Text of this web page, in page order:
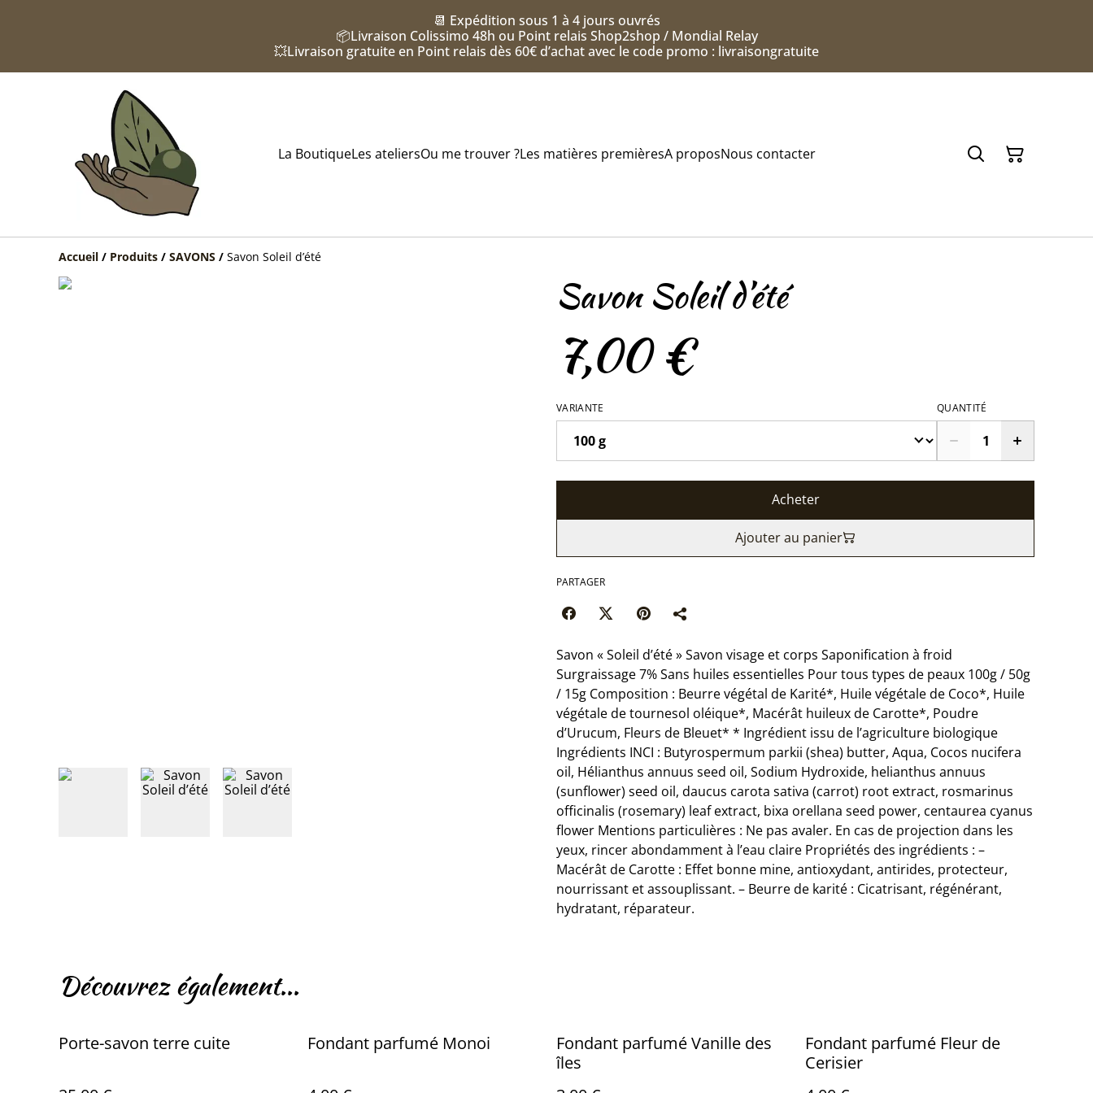
📆 Expédition sous 1 à 4 jours ouvrés
📦Livraison Colissimo 48h ou Point relais Shop2shop / Mondial Relay
💥Livraison gratuite en Point relais dès 60€ d’achat avec le code promo : livraisongratuite
La BoutiqueLes ateliersOu me trouver ?Les matières premièresA proposNous contacter
Accueil / Produits / SAVONS / Savon Soleil d’été
Savon Soleil d’été
7,00 €
VARIANTE QUANTITÉ
Acheter
Ajouter au panier
PARTAGER
Savon « Soleil d’été » Savon visage et corps Saponification à froid
Surgraissage 7% Sans huiles essentielles Pour tous types de peaux 100g / 50g
/ 15g Composition : Beurre végétal de Karité*, Huile végétale de Coco*, Huile
végétale de tournesol oléique*, Macérât huileux de Carotte*, Poudre
d’Urucum, Fleurs de Bleuet* * Ingrédient issu de l’agriculture biologique
Ingrédients INCI : Butyrospermum parkii (shea) butter, Aqua, Cocos nucifera
oil, Hélianthus annuus seed oil, Sodium Hydroxide, helianthus annuus
(sunflower) seed oil, daucus carota sativa (carrot) root extract, rosmarinus
officinalis (rosemary) leaf extract, bixa orellana seed power, centaurea cyanus
flower Mentions particulières : Ne pas avaler. En cas de projection dans les
yeux, rincer abondamment à l’eau claire Propriétés des ingrédients : –
Macérât de Carotte : Effet bonne mine, antioxydant, antirides, protecteur,
nourrissant et assouplissant. – Beurre de karité : Cicatrisant, régénérant,
hydratant, réparateur.
Découvrez également...
Porte-savon terre cuite Fondant parfumé Monoi
Fondant parfumé Vanille des
îles
Fondant parfumé Fleur de
Cerisier